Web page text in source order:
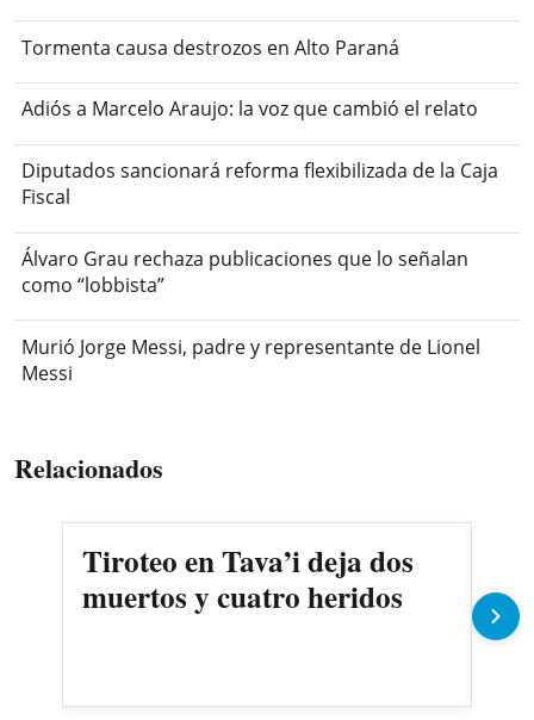
Tormenta causa destrozos en Alto Paraná
Adiós a Marcelo Araujo: la voz que cambió el relato
Diputados sancionará reforma flexibilizada de la Caja
Fiscal
Álvaro Grau rechaza publicaciones que lo señalan
como “lobbista”
Murió Jorge Messi, padre y representante de Lionel
Messi
Relacionados
Tiroteo en Tava’i deja dos
muertos y cuatro heridos